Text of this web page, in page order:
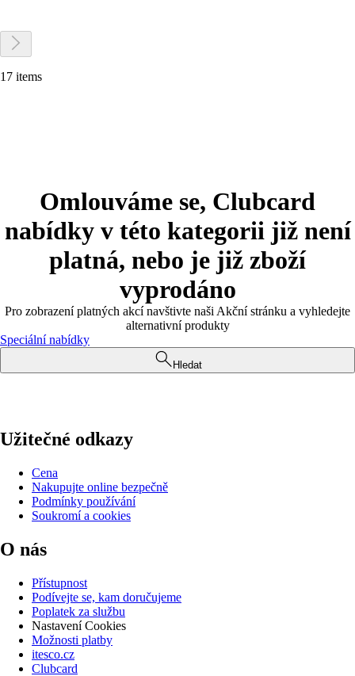
17 items
Omlouváme se, Clubcard
nabídky v této kategorii již není
platná, nebo je již zboží
vyprodáno
Pro zobrazení platných akcí navštivte naši Akční stránku a vyhledejte
alternativní produkty
Speciální nabídky
Hledat
Užitečné odkazy
Cena
Nakupujte online bezpečně
Podmínky používání
Soukromí a cookies
O nás
Přístupnost
Podívejte se, kam doručujeme
Poplatek za službu
Nastavení Cookies
Možnosti platby
itesco.cz
Clubcard